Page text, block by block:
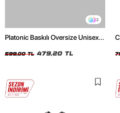
2
Platonic Baskılı Oversize Unisex
599,00 TL 479,20 TL